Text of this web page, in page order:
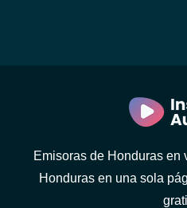
Emisoras de Honduras en
Honduras en una sola